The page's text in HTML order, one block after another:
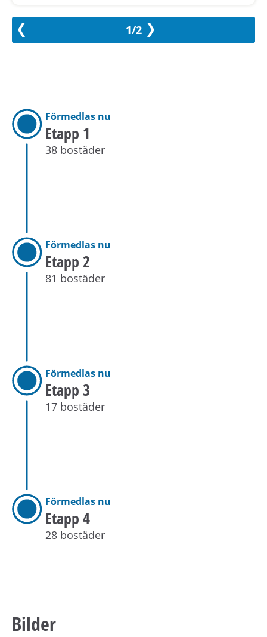
1/2
Förmedlas nu
Etapp 1
38 bostäder
Förmedlas nu
Etapp 2
81 bostäder
Förmedlas nu
Etapp 3
17 bostäder
Förmedlas nu
Etapp 4
28 bostäder
Bilder